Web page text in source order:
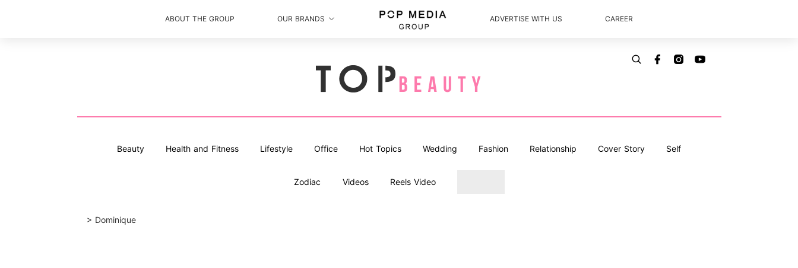
ABOUT THE GROUP OUR BRANDS ADVERTISE WITH US CAREER
Beauty Health and Fitness Lifestyle Office Hot Topics Wedding Fashion Relationship Cover Story Self
Zodiac Videos Reels Video
> Dominique